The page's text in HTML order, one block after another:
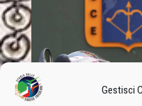
Gestisci